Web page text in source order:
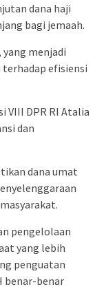
dana haji
bagi jemaah.
menjadi
efisiensi
VIII DPR RI Atalia
dan
dana umat
pengelolaan
yang lebih
penguatan
benar-benar